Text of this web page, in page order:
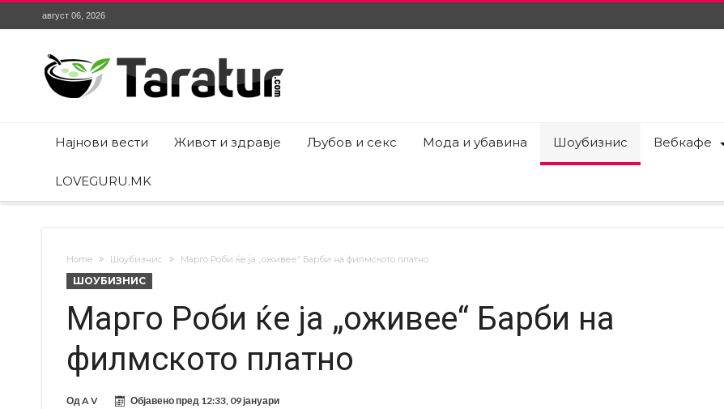
август 06, 2026
Најнови вести Живот и здравје Љубов и секс Мода и убавина Шоубизнис Вебкафе
LOVEGURU.MK
Home Шоубизнис Марго Роби ќе ја „оживее“ Барби на филмското платно
ШОУБИЗНИС
Марго Роби ќе ја „оживее“ Барби на
филмското платно
ОдA V Објавено пред 12:33, 09 јануари